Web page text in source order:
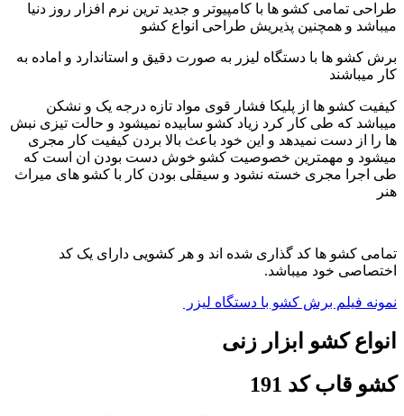
طراحی تمامی کشو ها با کامپیوتر و جدید ترین نرم افزار روز دنیا
میباشد و همچنین پذیریش طراحی انواع کشو
برش کشو ها با دستگاه لیزر به صورت دقیق و استاندارد و اماده به
کار میباشند
کیفیت کشو ها از پلیکا فشار قوی مواد تازه درجه یک و نشکن
میباشد که طی کار کرد زیاد کشو سابیده نمیشود و حالت تیزی نبش
ها را از دست نمیدهد و این خود باعث بالا بردن کیفیت کار مجری
میشود و مهمترین خصوصیت کشو خوش دست بودن ان است که
طی اجرا مجری خسته نشود و سیقلی بودن کار با کشو های میراث
هنر
تمامی کشو ها کد گذاری شده اند و هر کشویی دارای یک کد
اختصاصی خود میباشد.
نمونه فیلم برش کشو با دستگاه لیزر
انواع کشو ابزار زنی
کشو قاب کد 191